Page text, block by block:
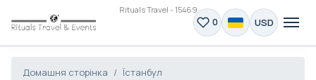
Rituals Travel - 15469
0 USD
Домашня сторінка Їстанбул